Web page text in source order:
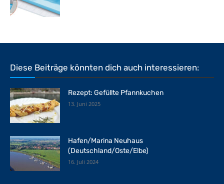
Diese Beiträge könnten dich auch interessieren:
Rezept: Gefüllte Pfannkuchen
13. Juni 2025
Hafen/Marina Neuhaus
(Deutschland/Oste/Elbe)
16. Juli 2024